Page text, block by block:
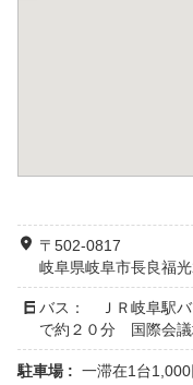
〒502-0817
岐阜県岐阜市長良福
バス： ＪＲ岐阜駅
で約２０分 国際会
駐車場 : 一滞在1台